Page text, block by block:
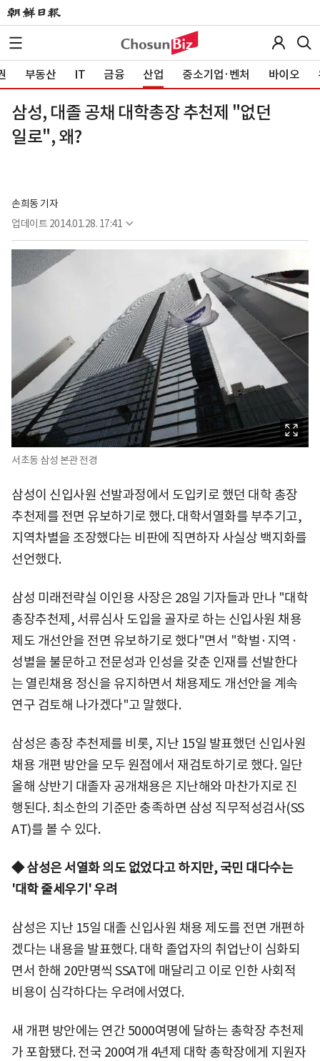
부동산 IT 금융 산업 중소기업·벤처 바이오
삼성, 대졸 공채 대학총장 추천제 "없던
일로", 왜?
손희동 기자
업데이트 2014.01.28. 17:41
서초동 삼성 본관 전경
삼성이 신입사원 선발과정에서 도입키로 했던 대학 총장
추천제를 전면 유보하기로 했다. 대학서열화를 부추기고,
지역차별을 조장했다는 비판에 직면하자 사실상 백지화를
선언했다.
삼성 미래전략실 이인용 사장은 28일 기자들과 만나 "대학
총장추천제, 서류심사 도입을 골자로 하는 신입사원 채용
제도 개선안을 전면 유보하기로 했다"면서 "학벌·지역·
성별을 불문하고 전문성과 인성을 갖춘 인재를 선발한다
는 열린채용 정신을 유지하면서 채용제도 개선안을 계속
연구 검토해 나가겠다"고 말했다.
삼성은 총장 추천제를 비롯, 지난 15일 발표했던 신입사원
채용 개편 방안을 모두 원점에서 재검토하기로 했다. 일단
올해 상반기 대졸자 공개채용은 지난해와 마찬가지로 진
행된다. 최소한의 기준만 충족하면 삼성 직무적성검사(SS
AT)를 볼 수 있다.
◆ 삼성은 서열화 의도 없었다고 하지만, 국민 대다수는
'대학 줄세우기' 우려
삼성은 지난 15일 대졸 신입사원 채용 제도를 전면 개편하
겠다는 내용을 발표했다. 대학 졸업자의 취업난이 심화되
면서 한해 20만명씩 SSAT에 매달리고 이로 인한 사회적
비용이 심각하다는 우려에서였다.
새 개편 방안에는 연간 5000여명에 달하는 총학장 추천제
가 포함됐다. 전국 200여개 4년제 대학 총학장에게 지원자